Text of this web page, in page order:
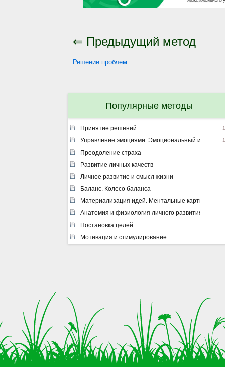
⇐ Предыдущий метод
Решение проблем
Популярные методы
Принятие решений
Управление эмоциями. Эмоциональный
Преодоление страха
Развитие личных качеств
Личное развитие и смысл жизни
Баланс. Колесо баланса
Материализация идей. Ментальные карты
Анатомия и физиология личного развития
Постановка целей
Мотивация и стимулирование